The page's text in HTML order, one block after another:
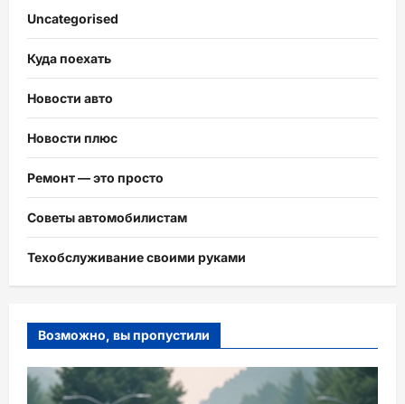
Uncategorised
Куда поехать
Новости авто
Новости плюс
Ремонт — это просто
Советы автомобилистам
Техобслуживание своими руками
Возможно, вы пропустили